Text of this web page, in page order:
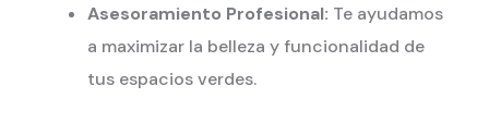
Asesoramiento Profesional: Te ayudamos
a maximizar la belleza y funcionalidad de
tus espacios verdes.